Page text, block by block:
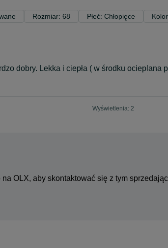
Rozmiar: 68 Płeć: Chłopięce
dobry. Lekka i ciepła ( w środku ocieplana
Wyświetlenia: 2
OLX, aby skontaktować się z tym